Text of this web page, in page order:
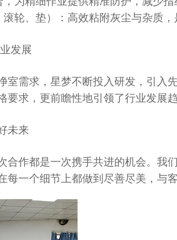
轮、垫）：高效粘附灰尘与杂质
发展
室需求，星梦不断投入研发，引入
要求，更前瞻性地引领了行业发展
未来
合作都是一次携手共进的机会。我
每一个细节上都做到尽善尽美，与